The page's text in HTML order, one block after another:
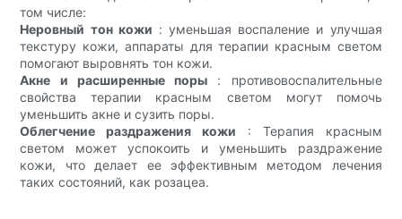
том числе:
Неровный тон кожи : уменьшая воспаление и улучшая
текстуру кожи, аппараты для терапии красным светом
помогают выровнять тон кожи.
Акне и расширенные поры : противовоспалительные
свойства терапии красным светом могут помочь
уменьшить акне и сузить поры.
Облегчение раздражения кожи : Терапия красным
светом может успокоить и уменьшить раздражение
кожи, что делает ее эффективным методом лечения
таких состояний, как розацеа.